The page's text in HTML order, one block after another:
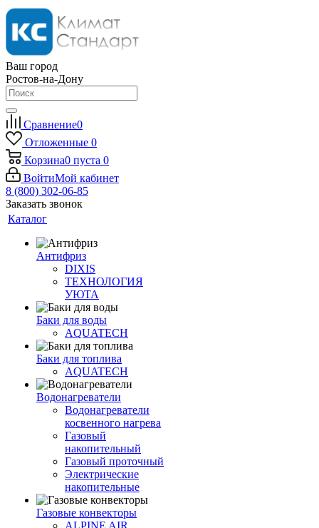
Ваш город
Ростов-на-Дону
Сравнение0
Отложенные 0
Корзина0 пуста 0
ВойтиМой кабинет
8 (800) 302-06-85
Заказать звонок
Каталог
Антифриз
DIXIS
ТЕХНОЛОГИЯ
УЮТА
Баки для воды
AQUATECH
Баки для топлива
AQUATECH
Водонагреватели
Водонагреватели
косвенного нагрева
Газовый
накопительный
Газовый проточный
Электрические
накопительные
Газовые конвекторы
ALPINE AIR